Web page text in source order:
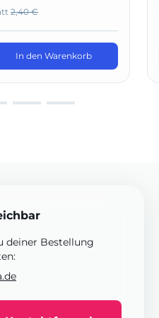
2,40 €
In den Warenkorb
deiner Bestellung